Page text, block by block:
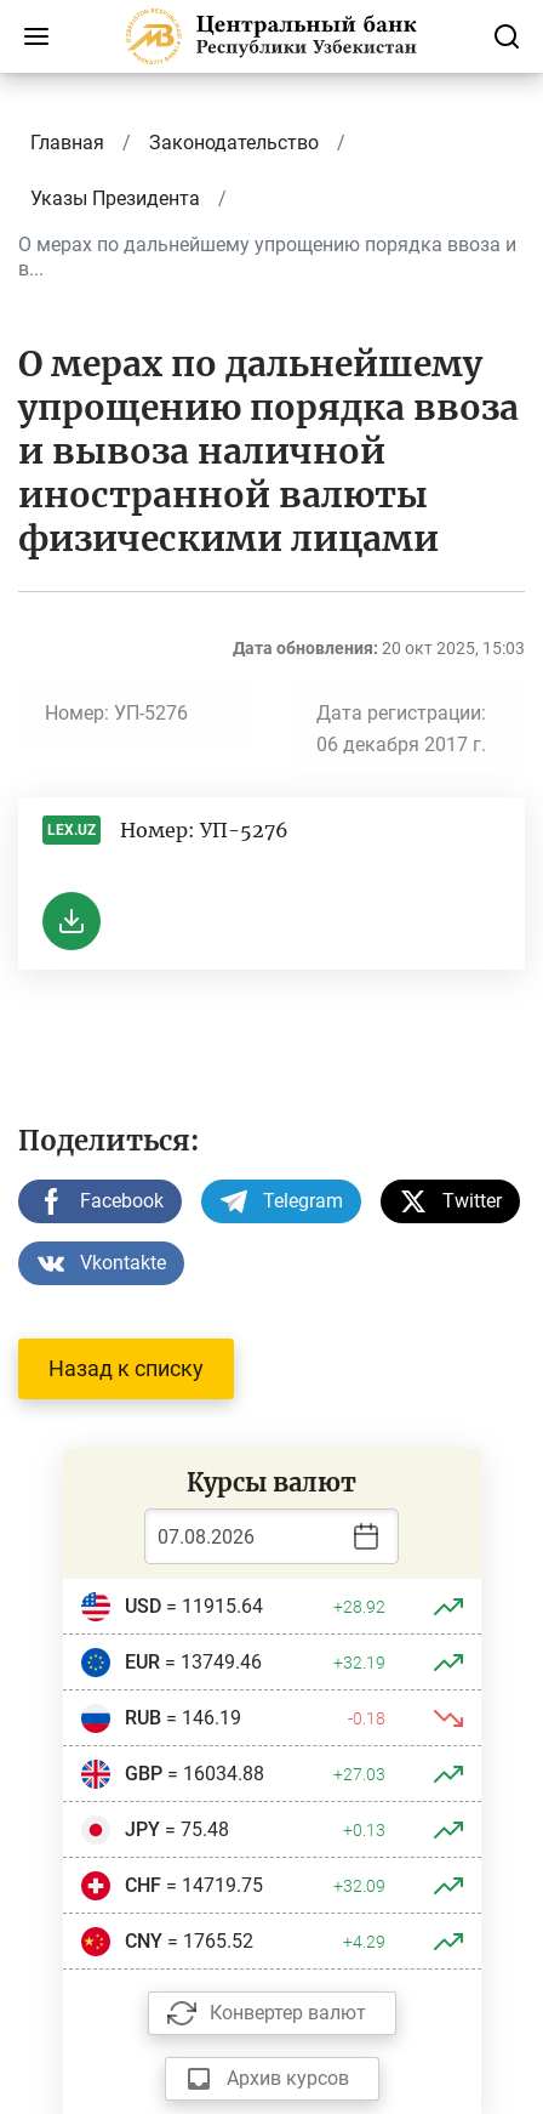
Главная Законодательство
Указы Президента
О мерах по дальнейшему упрощению порядка ввоза и
в...
О мерах по дальнейшему
упрощению порядка ввоза
и вывоза наличной
иностранной валюты
физическими лицами
Дата обновления: 20 окт 2025, 15:03
Номер: УП-5276
Дата регистрации:
06 декабря 2017 г.
LEX.UZ Номер: УП-5276
Поделиться:
Facebook Telegram Twitter
Vkontakte
Назад к списку
Курсы валют
USD= 11915.64 +28.92
EUR= 13749.46 +32.19
RUB= 146.19 -0.18
GBP= 16034.88 +27.03
JPY= 75.48 +0.13
CHF= 14719.75 +32.09
CNY= 1765.52 +4.29
Конвертер валют
Архив курсов